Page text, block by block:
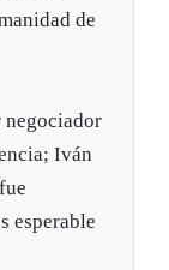
de
negociador
Iván
esperable